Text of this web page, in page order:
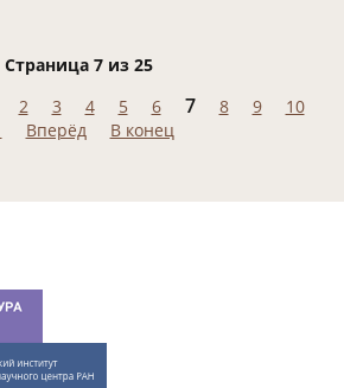
Страница 7 из 25
2 3 4 5 6 7 8 9
10
Вперёд В конец